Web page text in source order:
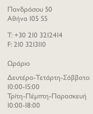
Πανδρόσου 50
Αθήνα 105 55
T: +30 210 3212414
F: 210 3213110
Ωράριο
Δευτέρα-Τετάρτη-Σάββατο
10:00-15:00
Τρίτη-Πέμπτη-Παρασκευή
10:00-18:00